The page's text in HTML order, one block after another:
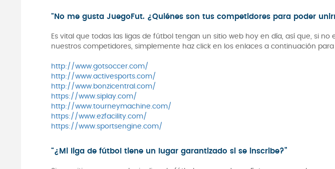
“No me gusta JuegoFut. ¿Quiénes son tus competidores para poder
Es vital que todas las ligas de fútbol tengan un sitio web hoy en día, así que, si
nuestros competidores, simplemente haz click en los enlaces a continuación
http://www.gotsoccer.com/
http://www.activesports.com/
http://www.bonzicentral.com/
https://www.siplay.com/
http://www.tourneymachine.com/
https://www.ezfacility.com/
https://www.sportsengine.com/
“¿Mi liga de fútbol tiene un lugar garantizado si se inscribe?”